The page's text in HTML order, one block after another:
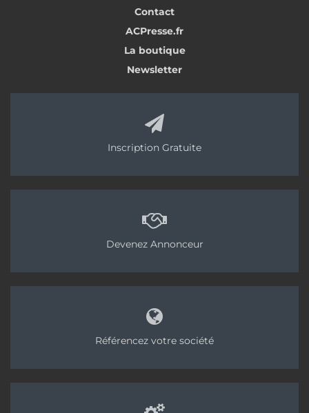
Contact
ACPresse.fr
La boutique
Newsletter
Inscription Gratuite
Devenez Annonceur
Référencez votre société